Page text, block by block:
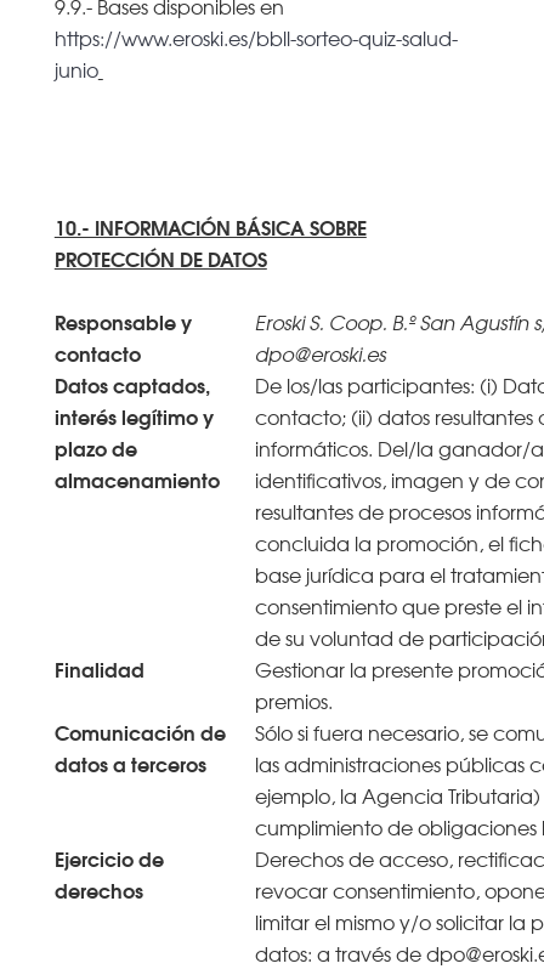
https://www.eroski.es/bbll-sorteo-quiz-salud-
junio
10.- INFORMACIÓN BÁSICA SOBRE
PROTECCIÓN DE DATOS
Responsable y
contacto
Eroski S. Coop. B.º San Agustín
dpo@eroski.es
Datos captados,
interés legítimo y
plazo de
almacenamiento
De los/las participantes: (i)
contacto; (ii) datos resultantes
informáticos. Del/la ganador/
identificativos, imagen y de
resultantes de procesos
concluida la promoción, el
base jurídica para el
consentimiento que preste el
de su voluntad de
Finalidad
Gestionar la presente
premios.
Comunicación de
datos a terceros
Sólo si fuera necesario, se
las administraciones públicas
ejemplo, la Agencia
cumplimiento de obligaciones
Ejercicio de
derechos
Derechos de acceso,
revocar consentimiento,
limitar el mismo y/o solicitar la
datos: a través de